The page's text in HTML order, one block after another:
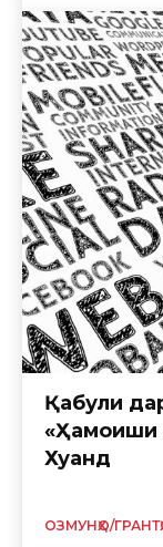
Қабули
«Ҳамоиши
Хуҷанд
ОЗМУНҲО/